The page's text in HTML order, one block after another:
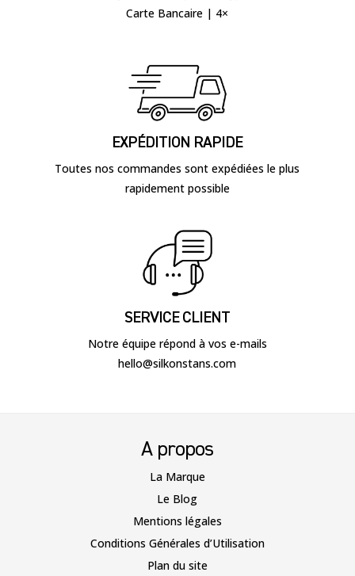
Carte Bancaire | 4×
EXPÉDITION RAPIDE
Toutes nos commandes sont expédiées le plus
rapidement possible
SERVICE CLIENT
Notre équipe répond à vos e-mails
hello@silkonstans.com
A propos
La Marque
Le Blog
Mentions légales
Conditions Générales d’Utilisation
Plan du site